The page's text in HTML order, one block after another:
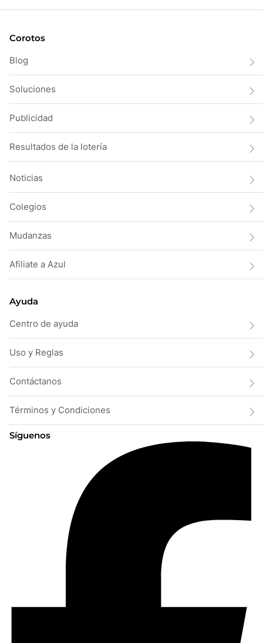
Corotos
Blog
Soluciones
Publicidad
Resultados de la lotería
Noticias
Colegios
Mudanzas
Afiliate a Azul
Ayuda
Centro de ayuda
Uso y Reglas
Contáctanos
Términos y Condiciones
Síguenos